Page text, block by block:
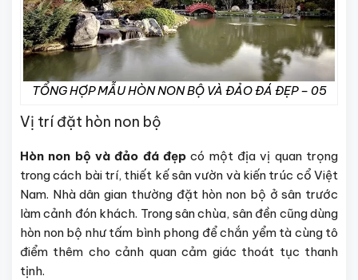
TỔNG HỢP MẪU HÒN NON BỘ VÀ ĐẢO ĐÁ ĐẸP – 05
Vị trí đặt hòn non bộ
Hòn non bộ và đảo đá đẹp có một địa vị quan trọng
trong cách bài trí, thiết kế sân vườn và kiến trúc cổ Việt
Nam. Nhà dân gian thường đặt hòn non bộ ở sân trước
làm cảnh đón khách. Trong sân chùa, sân đền cũng dùng
hòn non bộ như tấm bình phong để chắn yểm tà cùng tô
điểm thêm cho cảnh quan cảm giác thoát tục thanh
tịnh.